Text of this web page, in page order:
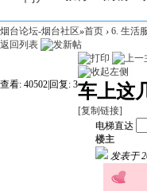
烟台论坛-烟台社区»首页 › 6. 生活
返回列表
查看: 40502 回复: 3车上这
[复制链接]
电梯直达
楼主
发表于